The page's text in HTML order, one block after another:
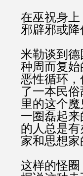
在巫祝身
邪辟邪或
米勒谈到
种周而复
恶性循环
了一本民
里的这个
一圈磊起
的人总是
家和思想
这样的怪